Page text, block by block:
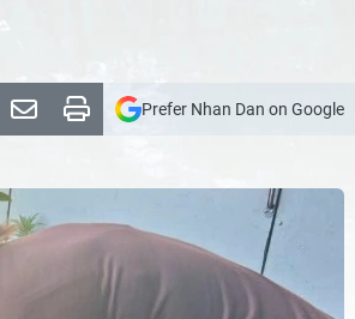
Prefer Nhan Dan on Google